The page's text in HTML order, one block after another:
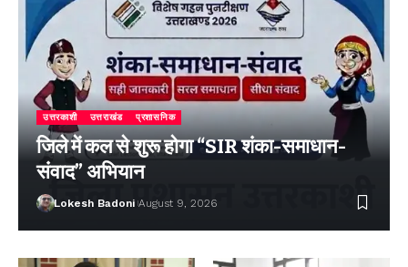
उत्तरकाशी उत्तराखंड प्रशासनिक
जिले में कल से शुरू होगा “SIR शंका-समाधान-
संवाद” अभियान
Lokesh Badoni August 9, 2026